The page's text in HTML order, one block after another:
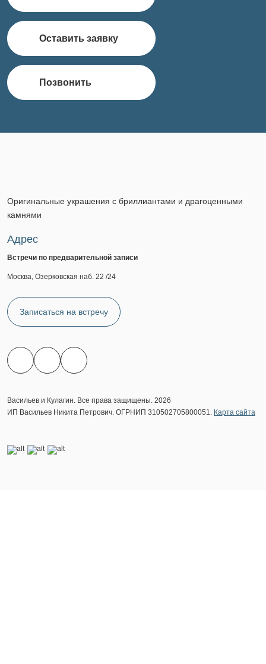
Оставить заявку
Позвонить
Оригинальные украшения с бриллиантами и драгоценными
камнями
Адрес
Встречи по предварительной записи
Москва, Озерковская наб. 22 /24
Записаться на встречу
Васильев и Кулагин. Все права защищены. 2026
ИП Васильев Никита Петрович. ОГРНИП 310502705800051. Карта сайта